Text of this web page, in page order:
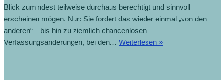
Blick zumindest teilweise durchaus berechtigt und sinnvoll
erscheinen mögen. Nur: Sie fordert das wieder einmal „von den
anderen“ – bis hin zu ziemlich chancenlosen
Verfassungsänderungen, bei den… Weiterlesen »